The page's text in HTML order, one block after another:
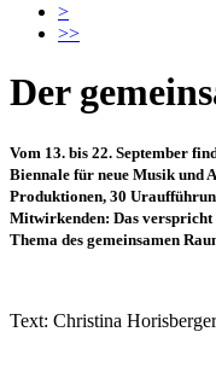
>
>>
Der
Vom 13. bis 22. September
Biennale für neue Musik und
Produktionen, 30
Mitwirkenden: Das verspricht
Thema des gemeinsamen
Text: Christina